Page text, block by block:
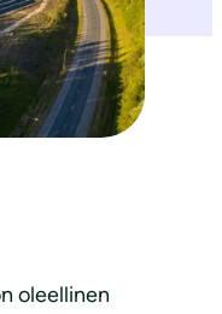
oleellinen